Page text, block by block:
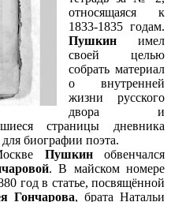
относящаяся к
1833-1835 годам.
Пушкин имел
своей целью
собрать материал
о внутренней
жизни русского
двора и
страницы дневника
биографии поэта.
Пушкинобвенчался
. В майском номере
год в статье, посвящённой
Гончарова, брата Натальи